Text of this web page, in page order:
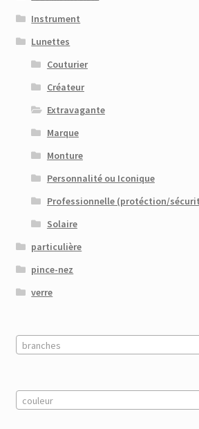
Instrument
Lunettes
Couturier
Créateur
Extravagante
Marque
Monture
Personnalité ou Iconique
Professionnelle (protéction/
Solaire
particulière
pince-nez
verre
branches
couleur